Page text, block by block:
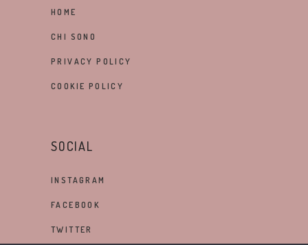
HOME
CHI SONO
PRIVACY POLICY
COOKIE POLICY
SOCIAL
INSTAGRAM
FACEBOOK
TWITTER